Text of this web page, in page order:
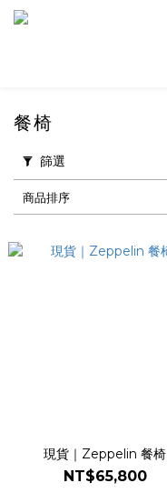
餐椅
篩選
商品排序
現貨｜Zeppelin 餐椅
NT$65,800